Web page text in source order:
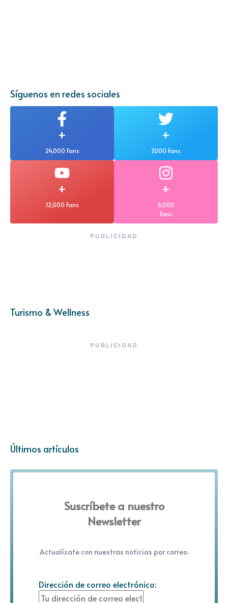
Síguenos en redes sociales
+
24,000 Fans
+
7,000 Fans
+
12,000 Fans
+
6,000
Fans
PUBLICIDAD
Turismo & Wellness
PUBLICIDAD
Últimos artículos
Suscríbete a nuestro
Newsletter
Actualízate con nuestras noticias por correo.
Dirección de correo electrónico: